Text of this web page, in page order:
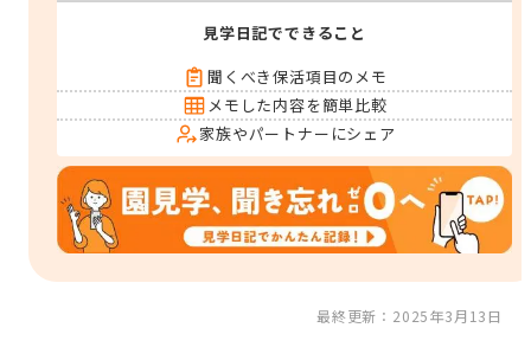
見学日記でできること
聞くべき保活項目のメモ
メモした内容を簡単比較
家族やパートナーにシェア
最終更新：2025年3月13日